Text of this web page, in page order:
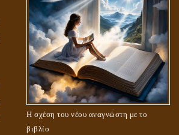
Η σχέση του νέου αναγνώστη με το
βιβλίο